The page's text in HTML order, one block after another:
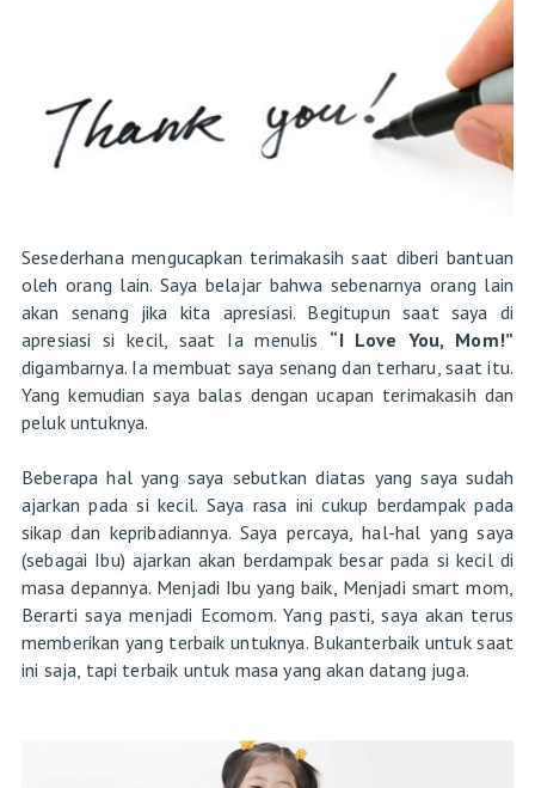
Sesederhana mengucapkan terimakasih saat diberi bantuan
oleh orang lain. Saya belajar bahwa sebenarnya orang lain
akan senang jika kita apresiasi. Begitupun saat saya di
apresiasi si kecil, saat Ia menulis “I Love You, Mom!”
digambarnya. Ia membuat saya senang dan terharu, saat itu.
Yang kemudian saya balas dengan ucapan terimakasih dan
peluk untuknya.
Beberapa hal yang saya sebutkan diatas yang saya sudah
ajarkan pada si kecil. Saya rasa ini cukup berdampak pada
sikap dan kepribadiannya. Saya percaya, hal-hal yang saya
(sebagai Ibu) ajarkan akan berdampak besar pada si kecil di
masa depannya. Menjadi Ibu yang baik, Menjadi smart mom,
Berarti saya menjadi Ecomom. Yang pasti, saya akan terus
memberikan yang terbaik untuknya. Bukanterbaik untuk saat
ini saja, tapi terbaik untuk masa yang akan datang juga.